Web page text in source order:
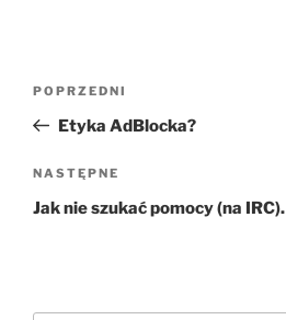
Poprzedni
wpis
POPRZEDNI
Etyka AdBlocka?
Następny
wpis
NASTĘPNE
Jak nie szukać pomocy (na IRC).